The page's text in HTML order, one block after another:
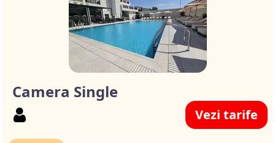
Camera Single
Vezi tarife